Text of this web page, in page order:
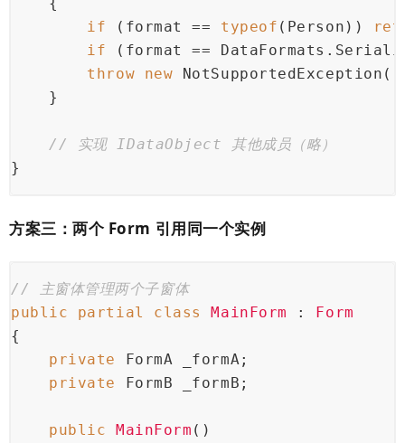
{
if (format == typeof (Person))
if (format ==
throw
new
}
// 实现 IDataObject 其他成员（略）
}
方案三：两个 Form 引用同一个实例
// 主窗体管理两个子窗体
public
partial class MainForm :
Form
{
private
FormA _formA;
private
FormB _formB;
public MainForm ()